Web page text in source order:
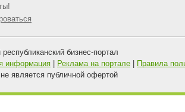
бизнес-портал
информация Реклама на портале
Правила
является публичной офертой